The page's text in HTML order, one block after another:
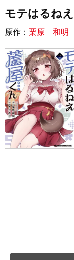
モテはるね
原作： 栗原 和明